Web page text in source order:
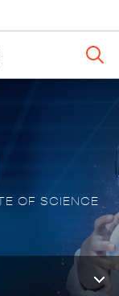
OF SCIENCE